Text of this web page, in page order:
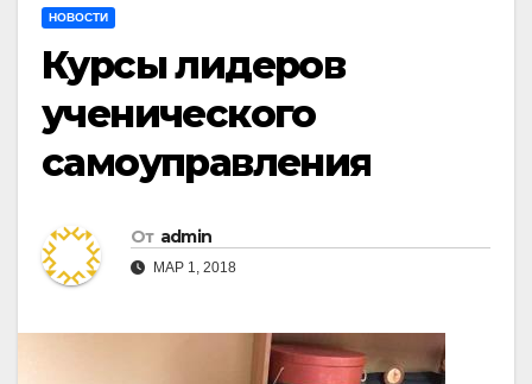
НОВОСТИ
Курсы лидеров
ученического
самоуправления
От admin
МАР 1, 2018